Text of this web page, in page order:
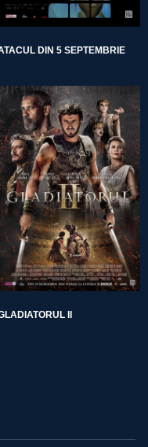
DIN 5 SEPTEMBRIE
II